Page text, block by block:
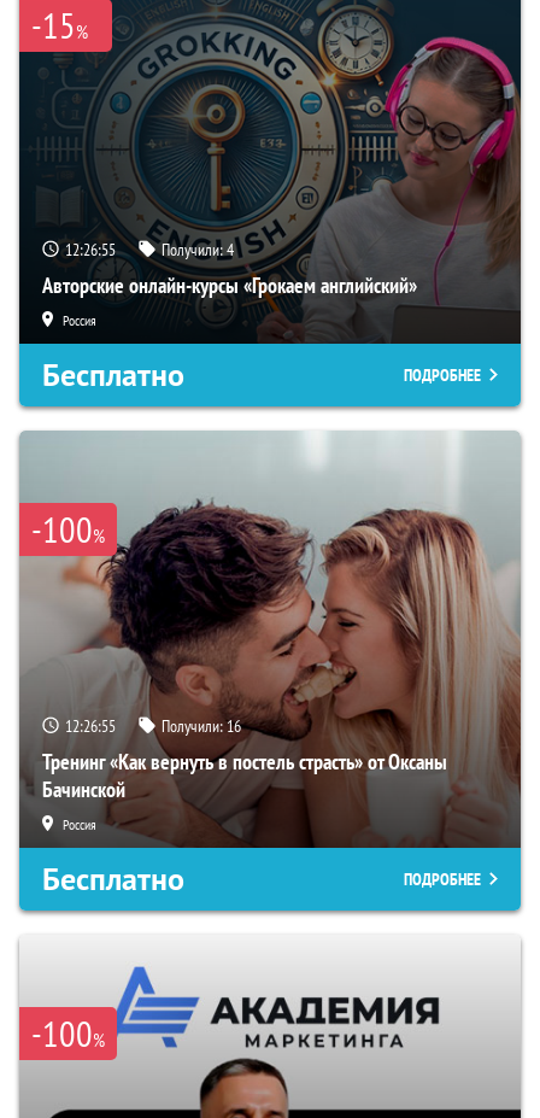
-15%
12:26:55 Получили:4
Авторские онлайн-курсы «Грокаем английский»
Россия
Бесплатно ПОДРОБНЕЕ
-100%
12:26:55 Получили:16
Тренинг «Как вернуть в постель страсть» от Оксаны
Бачинской
Россия
Бесплатно ПОДРОБНЕЕ
-100%